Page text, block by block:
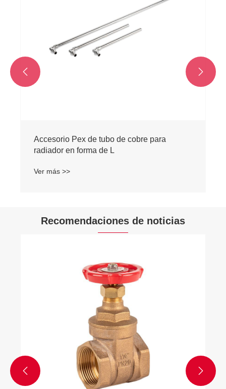
 
Recomendaciones de noticias
Características de la válvula de compuerta
 